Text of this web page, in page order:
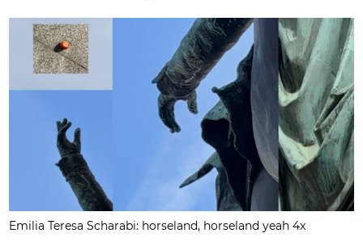
Emilia Teresa Scharabi: horseland, horseland yeah 4x